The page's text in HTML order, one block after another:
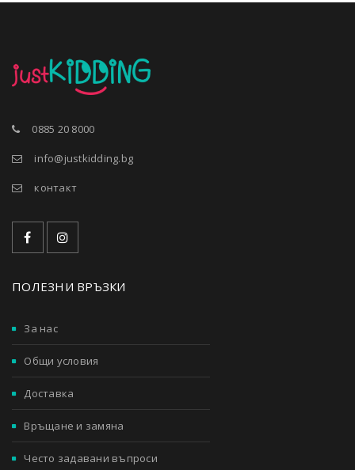
0885 20 8000
info@justkidding.bg
контакт
ПОЛЕЗНИ ВРЪЗКИ
За нас
Общи условия
Доставка
Връщане и замяна
Често задавани въпроси